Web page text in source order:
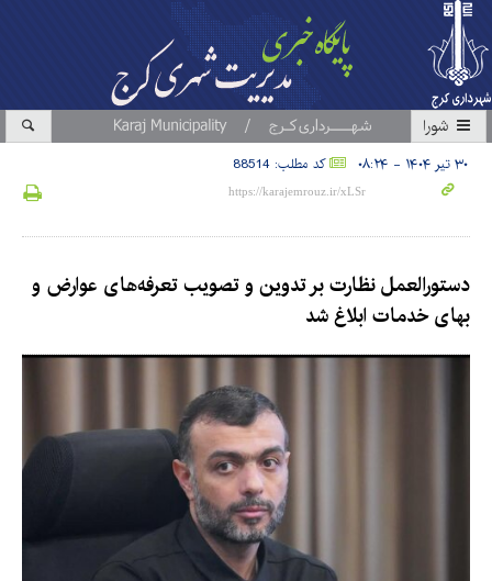
شورا
۳۰ تیر ۱۴۰۴ - ۰۸:۲۴ کد مطلب: 88514
دستورالعمل نظارت بر تدوین و تصویب تعرفه‌های عوارض و
بهای خدمات ابلاغ شد